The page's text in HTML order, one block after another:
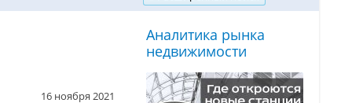
16 ноября 2021
Аналитика рынка
недвижимости